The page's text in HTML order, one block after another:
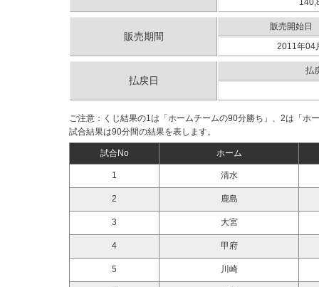
販売期間
販売開始日
2011年04
払戻日
払
ご注意：くじ結果の1は「ホームチームの90分勝ち」、2は「ホ
試合結果は90分間の結果を表します。
試合No ホーム
1 清水
2 鹿島
3 大宮
4 甲府
5 川崎